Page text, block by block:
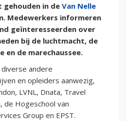
in de Van Nelle
Medewerkers informeren
geïnteresseerden over
bij de luchtmacht, de
en de marechaussee.
andere
en opleiders aanwezig,
LVNL, Dnata, Travel
de Hogeschool van
Group en EPST.